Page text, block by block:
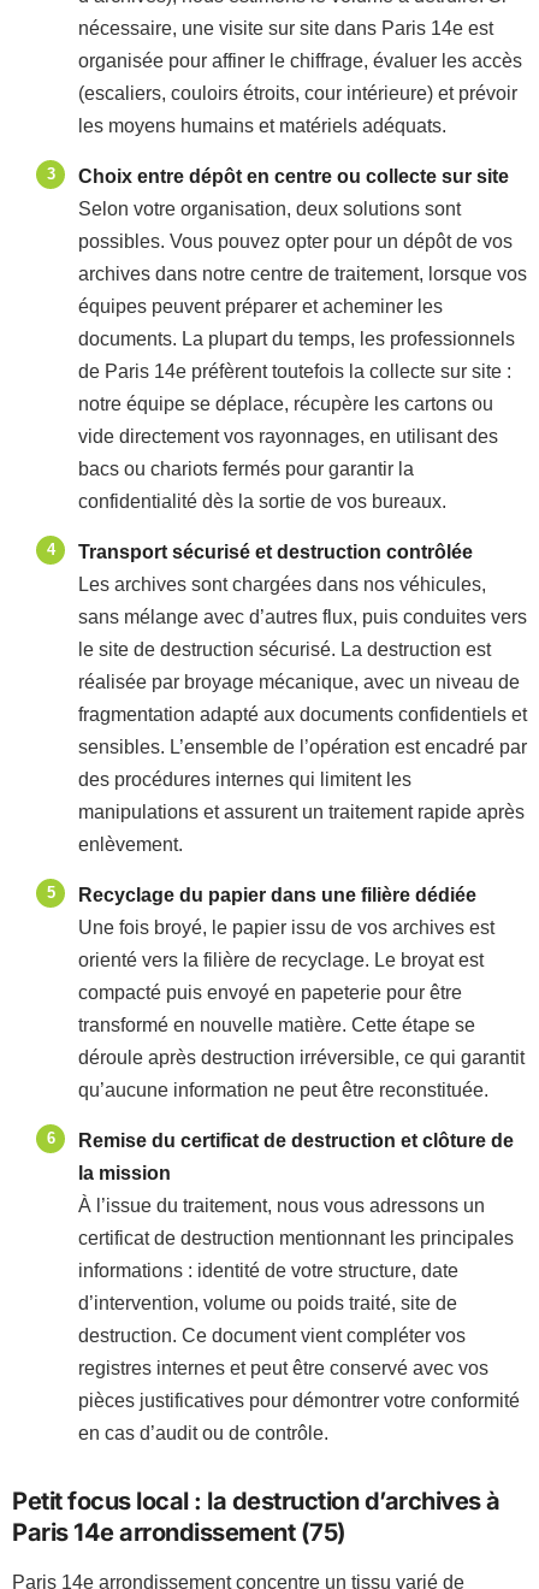
nécessaire, une visite sur site dans Paris 14e est
organisée pour affiner le chiffrage, évaluer les accès
(escaliers, couloirs étroits, cour intérieure) et prévoir
les moyens humains et matériels adéquats.
Choix entre dépôt en centre ou collecte sur site
Selon votre organisation, deux solutions sont
possibles. Vous pouvez opter pour un dépôt de vos
archives dans notre centre de traitement, lorsque vos
équipes peuvent préparer et acheminer les
documents. La plupart du temps, les professionnels
de Paris 14e préfèrent toutefois la collecte sur site :
notre équipe se déplace, récupère les cartons ou
vide directement vos rayonnages, en utilisant des
bacs ou chariots fermés pour garantir la
confidentialité dès la sortie de vos bureaux.
Transport sécurisé et destruction contrôlée
Les archives sont chargées dans nos véhicules,
sans mélange avec d’autres flux, puis conduites vers
le site de destruction sécurisé. La destruction est
réalisée par broyage mécanique, avec un niveau de
fragmentation adapté aux documents confidentiels et
sensibles. L’ensemble de l’opération est encadré par
des procédures internes qui limitent les
manipulations et assurent un traitement rapide après
enlèvement.
Recyclage du papier dans une filière dédiée
Une fois broyé, le papier issu de vos archives est
orienté vers la filière de recyclage. Le broyat est
compacté puis envoyé en papeterie pour être
transformé en nouvelle matière. Cette étape se
déroule après destruction irréversible, ce qui garantit
qu’aucune information ne peut être reconstituée.
Remise du certificat de destruction et clôture de
la mission
À l’issue du traitement, nous vous adressons un
certificat de destruction mentionnant les principales
informations : identité de votre structure, date
d’intervention, volume ou poids traité, site de
destruction. Ce document vient compléter vos
registres internes et peut être conservé avec vos
pièces justificatives pour démontrer votre conformité
en cas d’audit ou de contrôle.
Petit focus local : la destruction d’archives à
Paris 14e arrondissement (75)
Paris 14e arrondissement concentre un tissu varié de